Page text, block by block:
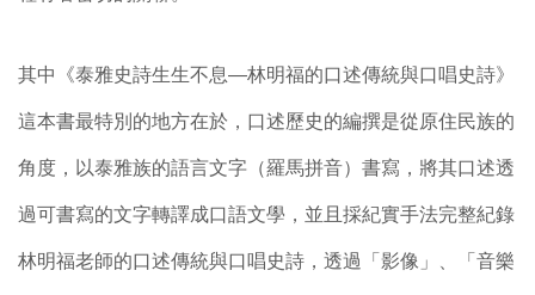
其中《泰雅史詩生生不息—林明福的口述傳統與口唱史詩》
這本書最特別的地方在於，口述歷史的編撰是從原住民族的
角度，以泰雅族的語言文字（羅馬拼音）書寫，將其口述透
過可書寫的文字轉譯成口語文學，並且採紀實手法完整紀錄
林明福老師的口述傳統與口唱史詩，透過「影像」、「音樂